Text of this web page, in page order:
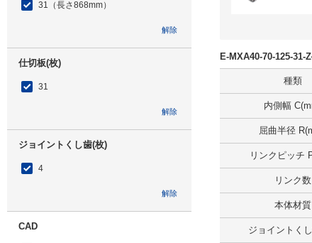
外形図/複数選択する(1)
解除
31（長さ868mm）
解除
仕切板(枚)
31
解除
ジョイントくし歯(枚)
4
解除
CAD
E-MXA40-70-125-31-
種類
内側幅
屈曲半径
リンクピッチ
リンク数
本体材質
ジョイントく